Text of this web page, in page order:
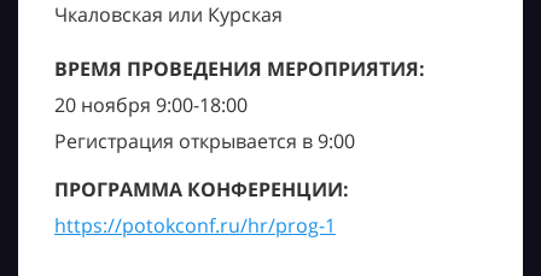
Чкаловская или Курская
ВРЕМЯ ПРОВЕДЕНИЯ МЕРОПРИЯТИЯ:
20 ноября 9:00-18:00
Регистрация открывается в 9:00
ПРОГРАММА КОНФЕРЕНЦИИ:
https://potokconf.ru/hr/prog-1